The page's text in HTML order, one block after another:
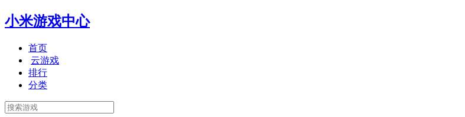
小米游戏中心
首页
云游戏
排行
分类